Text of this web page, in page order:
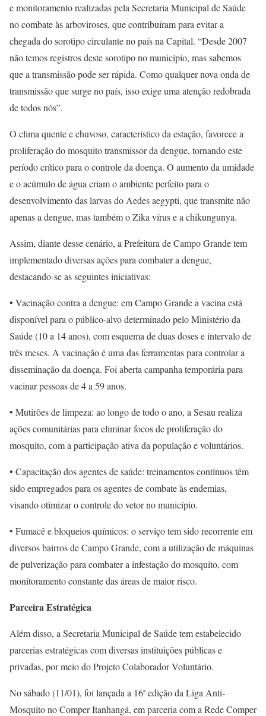
e monitoramento realizadas pela Secretaria Municipal de Saúde
no combate às arboviroses, que contribuíram para evitar a
chegada do sorotipo circulante no país na Capital. “Desde 2007
não temos registros deste sorotipo no município, mas sabemos
que a transmissão pode ser rápida. Como qualquer nova onda de
transmissão que surge no país, isso exige uma atenção redobrada
de todos nós”.
O clima quente e chuvoso, característico da estação, favorece a
proliferação do mosquito transmissor da dengue, tornando este
período crítico para o controle da doença. O aumento da umidade
e o acúmulo de água criam o ambiente perfeito para o
desenvolvimento das larvas do Aedes aegypti, que transmite não
apenas a dengue, mas também o Zika vírus e a chikungunya.
Assim, diante desse cenário, a Prefeitura de Campo Grande tem
implementado diversas ações para combater a dengue,
destacando-se as seguintes iniciativas:
• Vacinação contra a dengue: em Campo Grande a vacina está
disponível para o público-alvo determinado pelo Ministério da
Saúde (10 a 14 anos), com esquema de duas doses e intervalo de
três meses. A vacinação é uma das ferramentas para controlar a
disseminação da doença. Foi aberta campanha temporária para
vacinar pessoas de 4 a 59 anos.
• Mutirões de limpeza: ao longo de todo o ano, a Sesau realiza
ações comunitárias para eliminar focos de proliferação do
mosquito, com a participação ativa da população e voluntários.
• Capacitação dos agentes de saúde: treinamentos contínuos têm
sido empregados para os agentes de combate às endemias,
visando otimizar o controle do vetor no município.
• Fumacê e bloqueios químicos: o serviço tem sido recorrente em
diversos bairros de Campo Grande, com a utilização de máquinas
de pulverização para combater a infestação do mosquito, com
monitoramento constante das áreas de maior risco.
Parceira Estratégica
Além disso, a Secretaria Municipal de Saúde tem estabelecido
parcerias estratégicas com diversas instituições públicas e
privadas, por meio do Projeto Colaborador Voluntário.
No sábado (11/01), foi lançada a 16ª edição da Liga Anti-
Mosquito no Comper Itanhangá, em parceria com a Rede Comper